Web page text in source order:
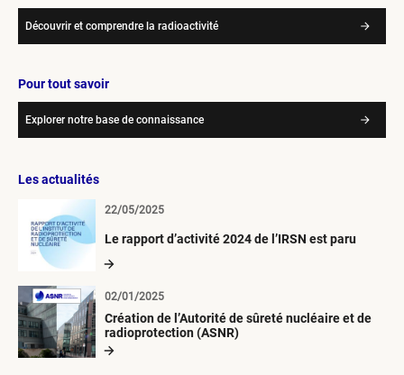
Découvrir et comprendre la radioactivité
Pour tout savoir
Explorer notre base de connaissance
Les actualités
Le rapport d’activité 2024 de l’IRSN est paru
22/05/2025
Création de l’Autorité de sûreté nucléaire et de
radioprotection (ASNR)
02/01/2025